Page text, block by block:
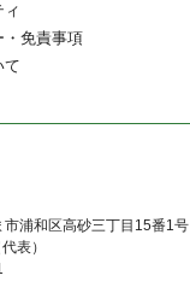
・免責事項
て
浦和区高砂三丁目15番1号
表）